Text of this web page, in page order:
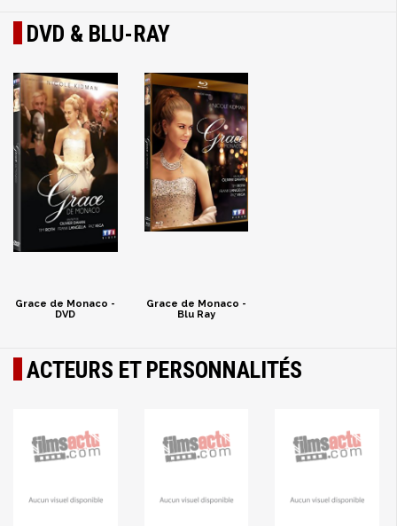
DVD & BLU-RAY
Grace de Monaco -
DVD
Grace de Monaco -
Blu Ray
ACTEURS ET PERSONNALITÉS